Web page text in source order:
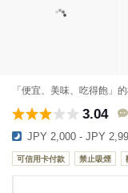
「便宜、美味、吃得飽」
3.04
JPY 2,000 - JPY
可信用卡付款 禁止吸煙